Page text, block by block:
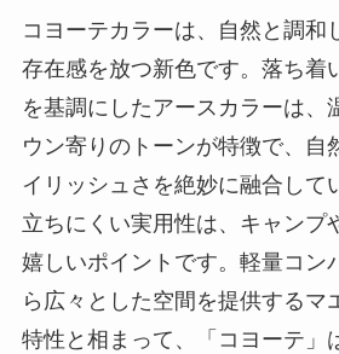
コヨーテカラーは、自然と調和
存在感を放つ新色です。落ち着
を基調にしたアースカラーは、
ウン寄りのトーンが特徴で、自
イリッシュさを絶妙に融合して
立ちにくい実用性は、キャンプ
嬉しいポイントです。軽量コン
ら広々とした空間を提供するマ
特性と相まって、「コヨーテ」